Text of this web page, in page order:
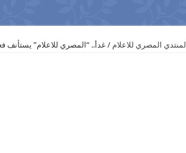
المنتدي المصري للاعلام / غدأ.. “المصري للاعلام” يستأنف